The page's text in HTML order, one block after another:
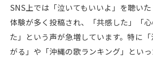
SNS上では「泣いてもいいよ」を聴い
体験が多く投稿され、「共感した」「
た」という声が急増しています。特に
がる」や「沖縄の歌ランキング」とい